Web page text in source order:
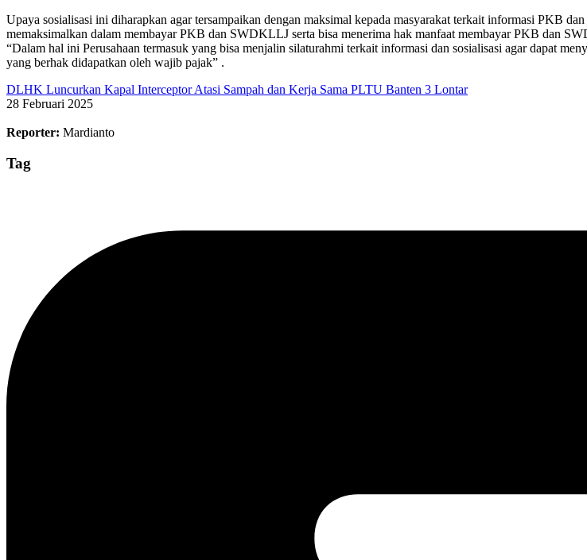
Upaya sosialisasi ini diharapkan agar tersampaikan dengan maksimal kepada masyarakat terkait informasi PKB
memaksimalkan dalam membayar PKB dan SWDKLLJ serta bisa menerima hak manfaat membayar PKB dan
“Dalam hal ini Perusahaan termasuk yang bisa menjalin silaturahmi terkait informasi dan sosialisasi agar dapat
yang berhak didapatkan oleh wajib pajak” .
DLHK Luncurkan Kapal Interceptor Atasi Sampah dan Kerja Sama PLTU Banten 3 Lontar
28 Februari 2025
Reporter: Mardianto
Tag